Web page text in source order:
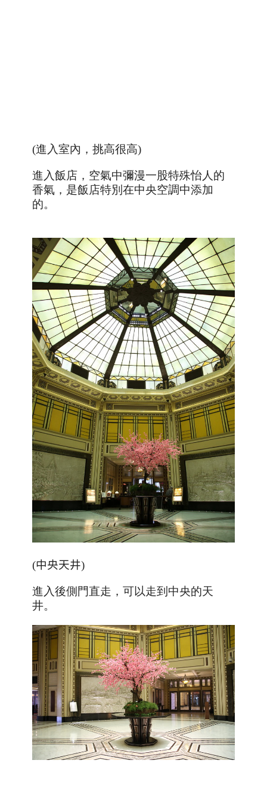
(進入室內，挑高很高)
進入飯店，空氣中彌漫一股特殊怡人的
香氣，是飯店特別在中央空調中添加
的。
(中央天井)
進入後側門直走，可以走到中央的天
井。